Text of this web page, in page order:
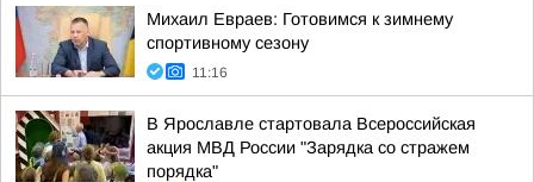
Михаил Евраев: Готовимся к зимнему
спортивному сезону
11:16
В Ярославле стартовала Всероссийская
акция МВД России "Зарядка со стражем
порядка"